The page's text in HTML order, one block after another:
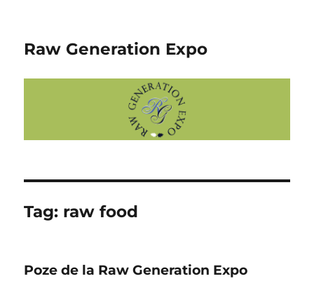
Raw Generation Expo
Tag: raw food
Poze de la Raw Generation Expo